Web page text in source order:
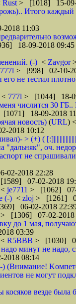
Rust > [1018] 15-09-
Итого
11:03
18-09-2018 09:45
(-) < Zavgor
777l > [998] 02-10-
не тестил
< 777l > [1044] 18-
числится 30
18-09-2018
новость) (URL) <
2018 10:12
> (+) (
оч.
не
2018 22:28
07-02-2018
< je7711 > [1062] 07-
(-) < zloj > [1261]
06-02-2018
> [1306] 07-02-2018
до 1 мая,
03:39
< R5BBB > [1030]
минут не надо,
08:14
) (Внимание!
не могут
везде